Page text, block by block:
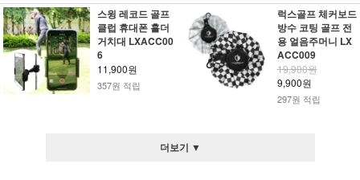
스윙 레코드 골프
클럽 휴대폰 홀더
거치대 LXACC00
6
11,900원
357원 적립
럭스골프 체커보드
방수 코팅 골프 전
용 얼음주머니 LX
ACC009
19,900원
9,900원
297원 적립
더보기 ▼